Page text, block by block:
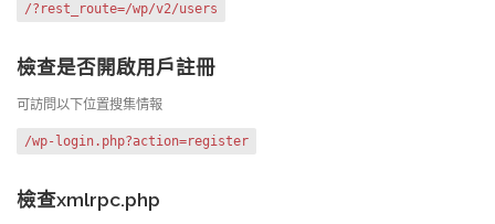
/?rest_route=/wp/v2/users
檢查是否開啟用戶註冊
可訪問以下位置搜集情報
/wp-login.php?action=register
檢查xmlrpc.php